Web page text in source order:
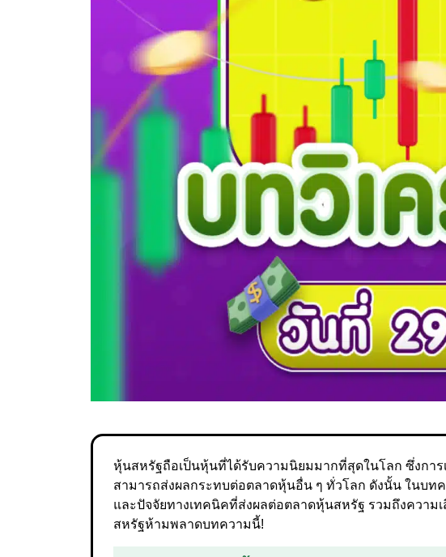
หุ้นสหรัฐถือเป็นหุ้นที่ได้รับความนิยมมากที่สุดในโลก ซึ่งกา
สามารถส่งผลกระทบต่อตลาดหุ้นอื่น ๆ ทั่วโลก ดังนั้น ในบท
และปัจจัยทางเทคนิคที่ส่งผลต่อตลาดหุ้นสหรัฐ รวมถึงความ
สหรัฐห้ามพลาดบทความนี้!